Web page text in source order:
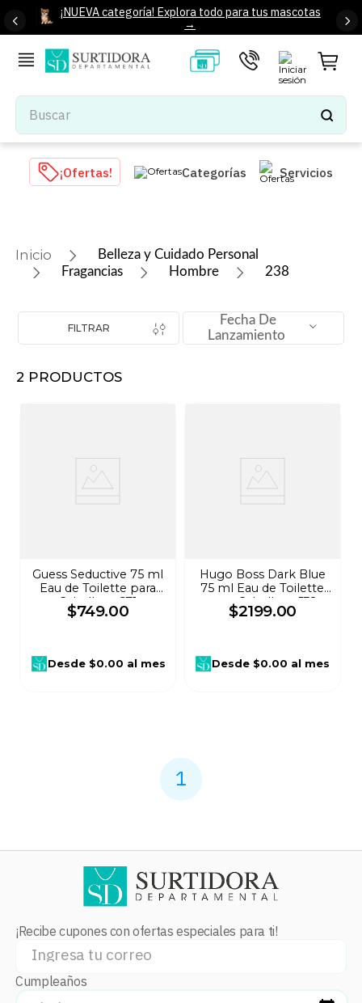
¡NUEVA categoría! Explora todo para tus mascotas
→
Buscar
TÉRMINOS MÁS BUSCADOS
1.
tenis mujer
iphone
colchones
8 .
audifonos
¡Ofertas! Categorías Servicios
Belleza y Cuidado Personal
Fragancias
Hombre 238
FILTRAR
Fecha De
Lanzamiento
2 PRODUCTOS
Guess Seductive 75 ml
Eau de Toilette para
Caballero 671
$749.00
Desde$0.00 al mes
Hugo Boss Dark Blue
75 ml Eau de Toilette
para Caballero 532
$2199.00
Desde $0.00 al mes
1
¡Recibe cupones con ofertas especiales para ti!
Cumpleaños